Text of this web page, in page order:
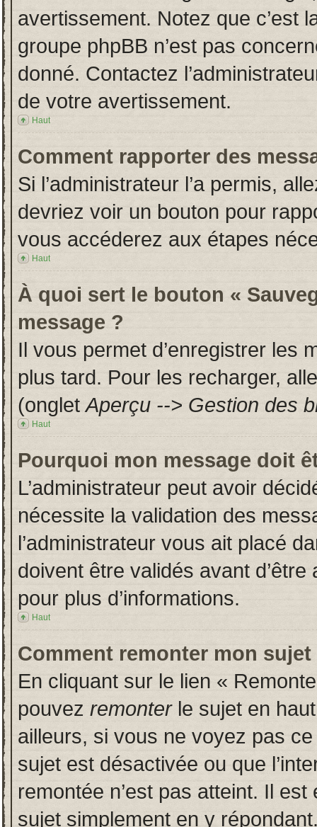
avertissement. Notez que c’est
groupe phpBB n’est pas
donné. Contactez
de votre avertissement.
Haut
Comment rapporter des
Si l’administrateur l’a permis,
devriez voir un bouton pour
vous accéderez aux étapes
Haut
À quoi sert le bouton «
message ?
Il vous permet d’enregistrer les
plus tard. Pour les recharger,
(ongletAperçu --> Gestion des
Haut
Pourquoi mon message doit
L’administrateur peut avoir
nécessite la validation des
l’administrateur vous ait placé
doivent être validés avant
pour plus d’informations.
Haut
Comment remonter mon sujet
En cliquant sur le lien «
pouvez remonterle sujet en
ailleurs, si vous ne voyez pas
sujet est désactivée ou que
remontée n’est pas atteint. Il
sujet simplement en y